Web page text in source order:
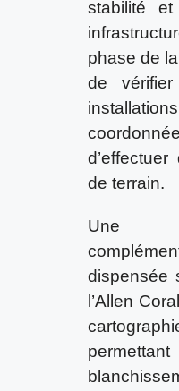
stabilité
phase de
de vérifier
de terrain.
Une
dispensée
l’Allen